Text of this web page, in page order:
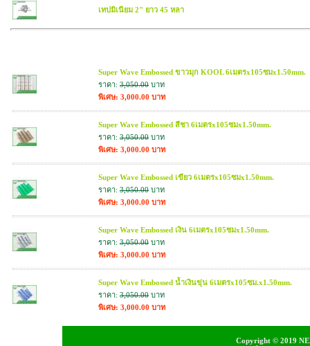
เทปมิเนียม 2" ยาว 45 หลา
Super Wave Embossed ขาวมุก KOOL 6เมตรx105ซมx1.50mm.
ราคา: 3,050.00 บาท
พิเศษ: 3,000.00 บาท
Super Wave Embossed สีชา 6เมตรx105ซมx1.50mm.
ราคา: 3,050.00 บาท
พิเศษ: 3,000.00 บาท
Super Wave Embossed เขียว 6เมตรx105ซมx1.50mm.
ราคา: 3,050.00 บาท
พิเศษ: 3,000.00 บาท
Super Wave Embossed เงิน 6เมตรx105ซมx1.50mm.
ราคา: 3,050.00 บาท
พิเศษ: 3,000.00 บาท
Super Wave Embossed น้ำเงินขุ่น 6เมตรx105ซม.x1.50mm.
ราคา: 3,050.00 บาท
พิเศษ: 3,000.00 บาท
Copyright © 2019